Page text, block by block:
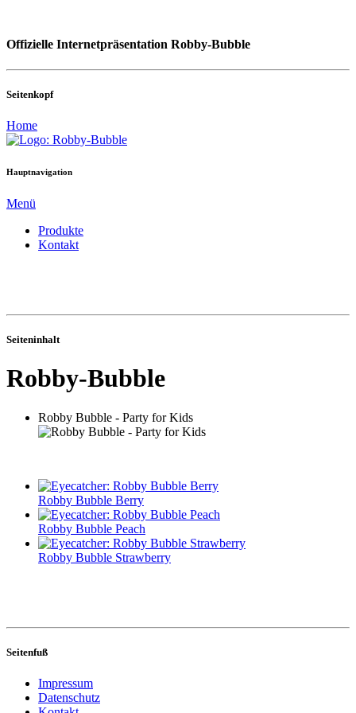
Offizielle Internetpräsentation Robby-Bubble
Seitenkopf
Home
Hauptnavigation
Menü
Produkte
Kontakt
Seiteninhalt
Robby-Bubble
Robby Bubble - Party for Kids
Robby Bubble Berry
Robby Bubble Peach
Robby Bubble Strawberry
Seitenfuß
Impressum
Datenschutz